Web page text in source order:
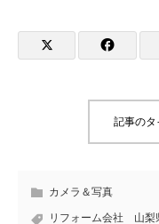
記事のタ
カメラ＆写真
リフォーム会社 山梨